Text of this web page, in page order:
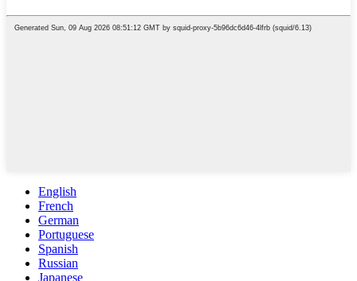
English
French
German
Portuguese
Spanish
Russian
Japanese